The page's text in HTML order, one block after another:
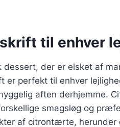
til enhver
der er elsket af
er perfekt til enhver
aften derhjemme.
smagsløg og
af citrontærte, herunder